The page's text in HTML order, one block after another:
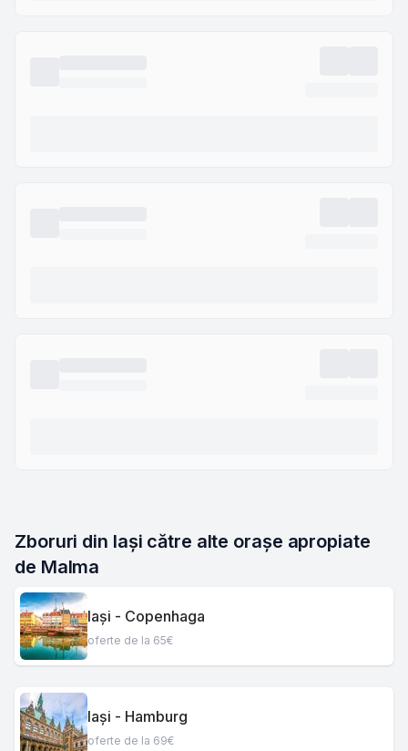
Zboruri din Iași către alte orașe apropiate
de Malma
Iași - Copenhaga
oferte de la 65€
Iași - Hamburg
oferte de la 69€